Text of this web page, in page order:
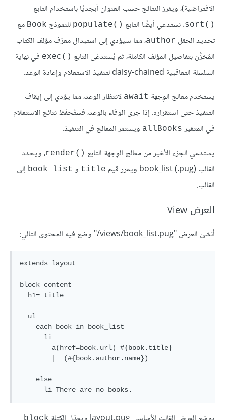
الافتراضية)، ويفرز النتائج حسب العنوان أبجديًا باستخدام التابع
sort()‎. نستدعي أيضًا التابع populate()‎ للنموذج Book مع
تحديد الحقل author، مما سيؤدي إلى استبدال معرّف مؤلف الكتاب
المُخزَّن بتفاصيل المؤلف الكاملة، ثم يُستدعَى التابع exec()‎ في نهاية
السلسلة التعاقبية daisy-chained لتنفيذ الاستعلام وإعادة الوعد.
يستخدم معالج الوِجهة await لانتظار الوعد، مما يؤدي إلى إيقاف
التنفيذ حتى استقراره. إذا جرى الوفاء بالوعد، فستُحفَظ نتائج الاستعلام
في المتغير allBooks ويستمر المعالج في التنفيذ.
يستدعي الجزء الأخير من معالج الوِجهة التابع render()‎، ويحدد
القالب book_list (.pug)‎ ويمرر قيم
title و book_list إلى
القالب.
العرض View
أنشئ العرض "‎/views/book_list.pug" وضع فيه المحتوى التالي:
extends layout
block content